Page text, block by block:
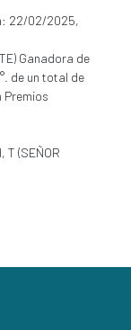
22/02/2025,
Ganadora de
de un total de
Premios
T (SEÑOR